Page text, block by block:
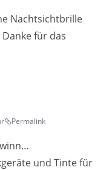
Nachtsichtbrille
für das
Permalink
und Tinte für